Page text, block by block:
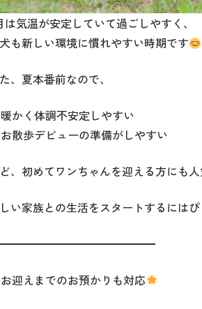
は気温が安定していて過ごしやすく、
も新しい環境に慣れやすい時期です
、夏本番前なので、
暖かく体調不安定しやすい
お散歩デビューの準備がしやすい
、初めてワンちゃんを迎える方にも
い家族との生活をスタートするには
お迎えまでのお預かりも対応